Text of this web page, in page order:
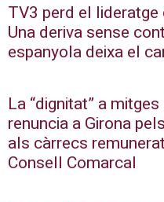
TV3 perd el
Una deriva sense
espanyola deixa el
La “dignitat” a
renuncia a Girona
als càrrecs
Consell Comarcal